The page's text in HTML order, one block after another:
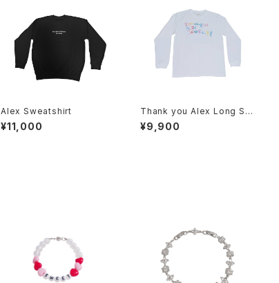
Alex Sweatshirt
¥11,000
Thank you Alex Long Sle
eve T-shirt
¥9,900